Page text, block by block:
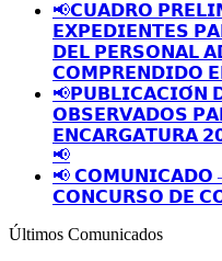
📢𝗖𝗨𝗔𝗗𝗥𝗢
𝗘𝗫𝗣𝗘𝗗𝗜𝗘𝗡𝗧𝗘𝗦
𝗗𝗘𝗟 𝗣𝗘𝗥𝗦𝗢𝗡𝗔𝗟
𝗖𝗢𝗠𝗣𝗥𝗘𝗡𝗗𝗜𝗗𝗢
📢𝗣𝗨𝗕𝗟𝗜𝗖𝗔𝗖𝗜𝗢́𝗡
𝗢𝗕𝗦𝗘𝗥𝗩𝗔𝗗𝗢𝗦
𝗘𝗡𝗖𝗔𝗥𝗚𝗔𝗧𝗨𝗥𝗔
📢
📢 𝗖𝗢𝗠𝗨𝗡𝗜𝗖𝗔𝗗𝗢
𝗖𝗢𝗡𝗖𝗨𝗥𝗦𝗢 𝗗𝗘
Últimos Comunicados